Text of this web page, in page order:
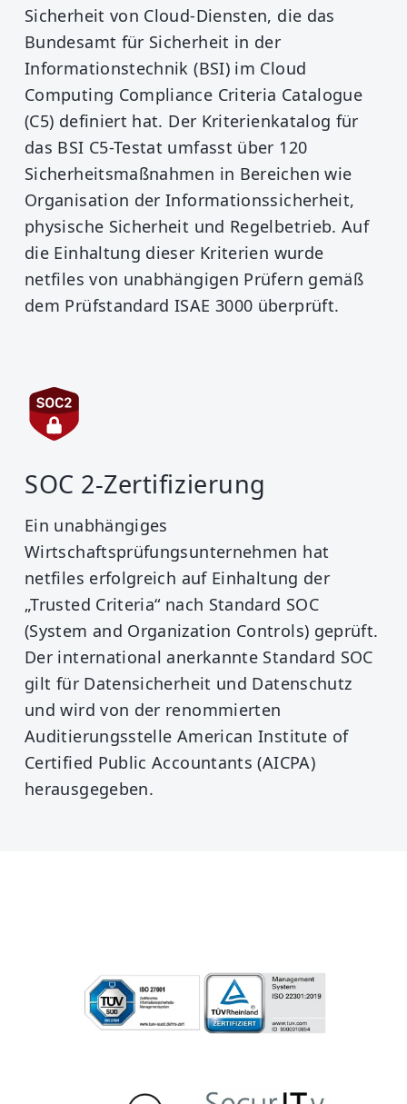
Sicherheit von Cloud-Diensten, die das
Bundesamt für Sicherheit in der
Informationstechnik (BSI) im Cloud
Computing Compliance Criteria Catalogue
(C5) definiert hat. Der Kriterienkatalog für
das BSI C5-Testat umfasst über 120
Sicherheitsmaßnahmen in Bereichen wie
Organisation der Informationssicherheit,
physische Sicherheit und Regelbetrieb. Auf
die Einhaltung dieser Kriterien wurde
netfiles von unabhängigen Prüfern gemäß
dem Prüfstandard ISAE 3000 überprüft.
SOC 2-Zertifizierung
Ein unabhängiges
Wirtschaftsprüfungsunternehmen hat
netfiles erfolgreich auf Einhaltung der
„Trusted Criteria“ nach Standard SOC
(System and Organization Controls) geprüft.
Der international anerkannte Standard SOC
gilt für Datensicherheit und Datenschutz
und wird von der renommierten
Auditierungsstelle American Institute of
Certified Public Accountants (AICPA)
herausgegeben.